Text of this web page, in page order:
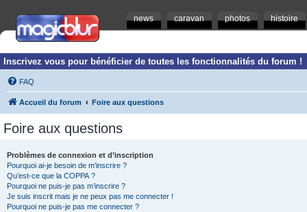
news caravan photos histoire
Inscrivez vous pour bénéficier de toutes les fonctionnalités du forum !
FAQ
Accueil du forum Foire aux questions
Foire aux questions
Problèmes de connexion et d’inscription
Pourquoi ai-je besoin de m’inscrire ?
Qu’est-ce que la COPPA ?
Pourquoi ne puis-je pas m’inscrire ?
Je suis inscrit mais je ne peux pas me connecter !
Pourquoi ne puis-je pas me connecter ?